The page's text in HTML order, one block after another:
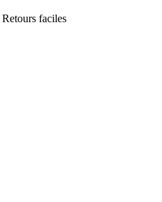
Retours faciles